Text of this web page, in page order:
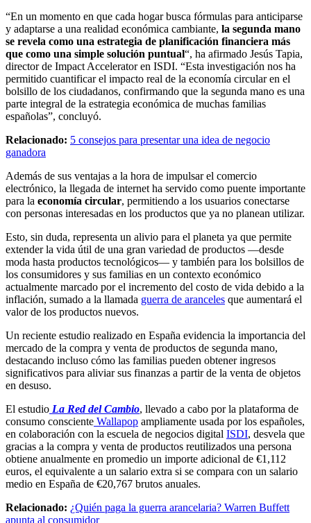
“En un momento en que cada hogar busca fórmulas para anticiparse
y adaptarse a una realidad económica cambiante, la segunda mano
se revela como una estrategia de planificación financiera más
que como una simple solución puntual“, ha afirmado Jesús Tapia,
director de Impact Accelerator en ISDI. “Esta investigación nos ha
permitido cuantificar el impacto real de la economía circular en el
bolsillo de los ciudadanos, confirmando que la segunda mano es una
parte integral de la estrategia económica de muchas familias
españolas”, concluyó.
Relacionado: 5 consejos para presentar una idea de negocio
ganadora
Además de sus ventajas a la hora de impulsar el comercio
electrónico, la llegada de internet ha servido como puente importante
para la economía circular, permitiendo a los usuarios conectarse
con personas interesadas en los productos que ya no planean utilizar.
Esto, sin duda, representa un alivio para el planeta ya que permite
extender la vida útil de una gran variedad de productos —desde
moda hasta productos tecnológicos— y también para los bolsillos de
los consumidores y sus familias en un contexto económico
actualmente marcado por el incremento del costo de vida debido a la
inflación, sumado a la llamada guerra de aranceles que aumentará el
valor de los productos nuevos.
Un reciente estudio realizado en España evidencia la importancia del
mercado de la compra y venta de productos de segunda mano,
destacando incluso cómo las familias pueden obtener ingresos
significativos para aliviar sus finanzas a partir de la venta de objetos
en desuso.
El estudio La Red del Cambio, llevado a cabo por la plataforma de
consumo consciente Wallapop ampliamente usada por los españoles,
en colaboración con la escuela de negocios digital ISDI, desvela que
gracias a la compra y venta de productos reutilizados una persona
obtiene anualmente en promedio un importe adicional de €1,112
euros, el equivalente a un salario extra si se compara con un salario
medio en España de €20,767 brutos anuales.
Relacionado: ¿Quién paga la guerra arancelaria? Warren Buffett
apunta al consumidor